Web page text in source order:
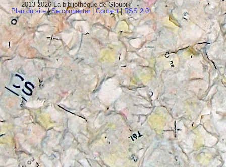
2013-2026 La bibliothèque de Gloubik
Plan du site|Se connecter|Contact|RSS 2.0